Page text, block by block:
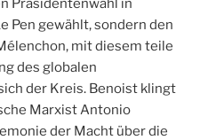
Präsidentenwahl in
Pen gewählt, sondern den
mit diesem teile
des globalen
der Kreis. Benoist klingt
Marxist Antonio
der Macht über die